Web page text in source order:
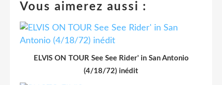
Vous aimerez aussi :
ELVIS ON TOUR See See Rider' in San Antonio
(4/18/72) inédit